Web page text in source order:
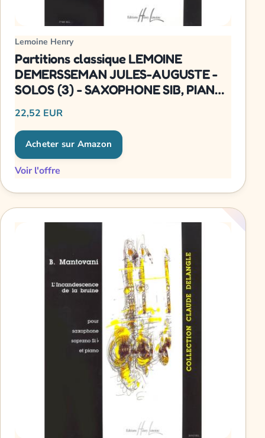
Lemoine Henry
Partitions classique LEMOINE
DEMERSSEMAN JULES-AUGUSTE -
SOLOS (3) - SAXOPHONE SIB, PIANO
22,52 EUR
Acheter sur Amazon
Voir l'offre